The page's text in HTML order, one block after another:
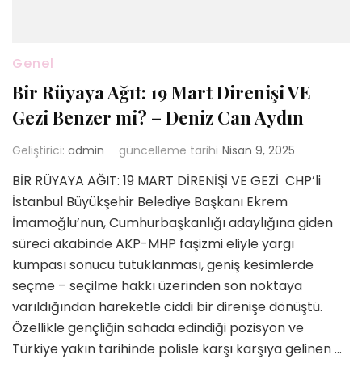
Genel
Bir Rüyaya Ağıt: 19 Mart Direnişi VE
Gezi Benzer mi? – Deniz Can Aydın
Geliştirici: admin güncelleme tarihi Nisan 9, 2025
BİR RÜYAYA AĞIT: 19 MART DİRENİŞİ VE GEZİ CHP’li
İstanbul Büyükşehir Belediye Başkanı Ekrem
İmamoğlu’nun, Cumhurbaşkanlığı adaylığına giden
süreci akabinde AKP-MHP faşizmi eliyle yargı
kumpası sonucu tutuklanması, geniş kesimlerde
seçme – seçilme hakkı üzerinden son noktaya
varıldığından hareketle ciddi bir direnişe dönüştü.
Özellikle gençliğin sahada edindiği pozisyon ve
Türkiye yakın tarihinde polisle karşı karşıya gelinen …